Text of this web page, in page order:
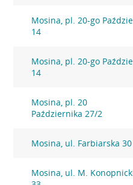
Mosina, pl. 20-go
14
Mosina, pl. 20-go
14
Mosina, pl. 20
Października 27/2
Mosina, ul. Farbiarska 30
Mosina, ul. M.